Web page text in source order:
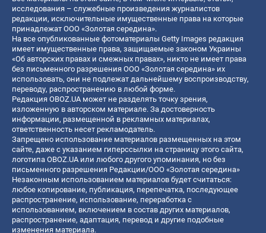
исследования – служебные произведения журналистов
редакции, исключительные имущественные права на которые
принадлежат ООО «Золотая середина».
На все опубликованные фотоматериалы Getty Images редакция
имеет имущественные права, защищаемые законом Украины
«Об авторских правах и смежных правах», никто не имеет права
без письменного разрешения ООО «Золотая середина» их
использовать, они не подлежат дальнейшему воспроизводству,
переводу, распространению в любой форме.
Редакция OBOZ.UA может не разделять точку зрения,
изложенную в авторском материале. За достоверность
информации, размещенной в рекламных материалах,
ответственность несет рекламодатель.
Запрещено использование материалов размещенных на этом
сайте, даже с указанием гиперссылки на страницу этого сайта,
логотипа OBOZ.UA или любого другого упоминания, но без
письменного разрешения Редакции/ООО «Золотая середина»
Незаконным использованием материалов будет считаться:
любое копирование, публикация, перепечатка, последующее
распространение, использование, переработка с
использованием, включением в состав других материалов,
распространение, адаптация, перевод и другие подобные
изменения материала.